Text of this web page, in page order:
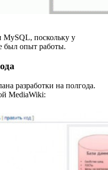
MySQL, поскольку у
был опыт работы.
разработки на полгода.
MediaWiki: